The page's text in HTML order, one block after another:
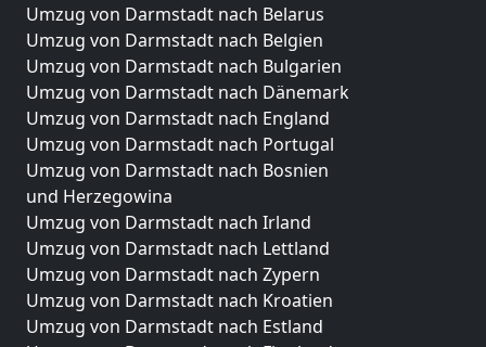
Umzug von Darmstadt nach Belarus
Umzug von Darmstadt nach Belgien
Umzug von Darmstadt nach Bulgarien
Umzug von Darmstadt nach Dänemark
Umzug von Darmstadt nach England
Umzug von Darmstadt nach Portugal
Umzug von Darmstadt nach Bosnien
und Herzegowina
Umzug von Darmstadt nach Irland
Umzug von Darmstadt nach Lettland
Umzug von Darmstadt nach Zypern
Umzug von Darmstadt nach Kroatien
Umzug von Darmstadt nach Estland